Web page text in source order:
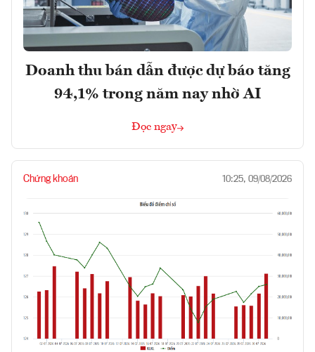
Doanh thu bán dẫn được dự báo tăng
94,1% trong năm nay nhờ AI
Đọc ngay
Chứng khoán 10:25, 09/08/2026